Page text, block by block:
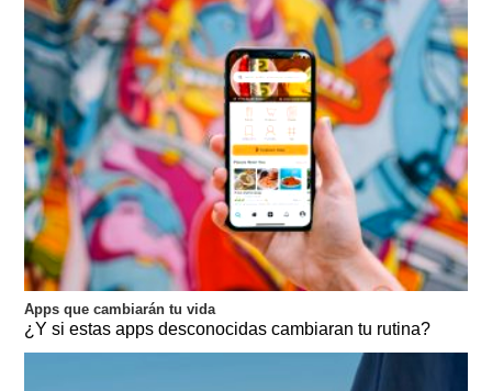
Apps que cambiarán tu vida
¿Y si estas apps desconocidas cambiaran tu rutina?